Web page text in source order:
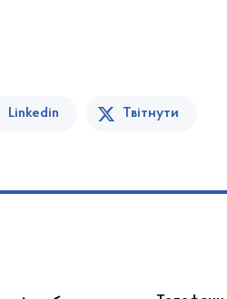
Linkedin Твітнути